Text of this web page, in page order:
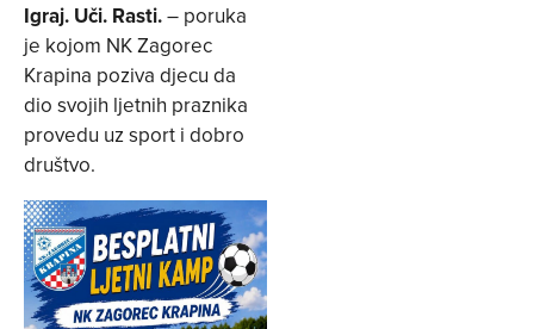
Igraj. Uči. Rasti.– poruka
je kojom NK Zagorec
Krapina poziva djecu da
dio svojih ljetnih praznika
provedu uz sport i dobro
društvo.